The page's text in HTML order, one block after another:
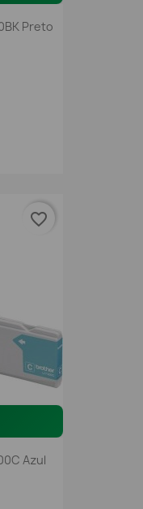
Preto
Azul
favorite_border